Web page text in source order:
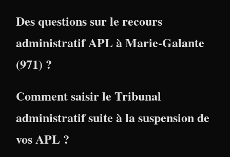
Des questions sur le recours
administratif APL à Marie-Galante
(971) ?
Comment saisir le Tribunal
administratif suite à la suspension de
vos APL ?